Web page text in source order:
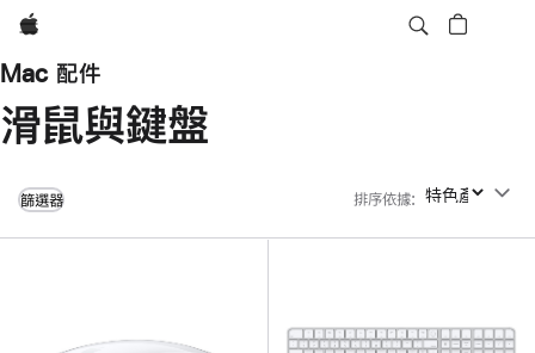
Apple
Mac 配件
滑鼠與鍵盤
篩選器 排序依據: 排序依據